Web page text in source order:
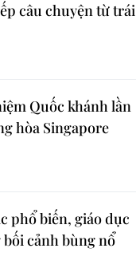
câu chuyện từ trái
Quốc khánh lần
hòa Singapore
phổ biến, giáo dục
cảnh bùng nổ